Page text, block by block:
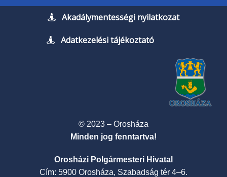
Akadálymentességi nyilatkozat
Adatkezelési tájékoztató
© 2023 – Orosháza
Minden jog fenntartva!
Orosházi Polgármesteri Hivatal
Cím: 5900 Orosháza, Szabadság tér 4–6.